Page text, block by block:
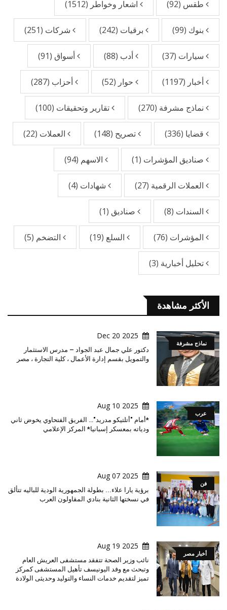
طقس (92) اشعار وخواطر (1512)
بنوك (99) برقيات (242) شركات (251)
سيارات (37) أدب (88) أسواق (91)
أخبار (1197) حوار (52) أحزاب (287)
نماذج مشرفة (270) تقارير وتحقيقات (100)
قضايا (336) تصريح (148) العملات (22)
صناديق المؤشرات (1) الاسهم (94)
العملات الرقمية (27) شهادات (4)
السندات (8) صناديق (1)
المؤشرات (76) السلع (19) التضخم (5)
تحليل أخبارية (3)
الأكثر مشاهدة
نماذج مشرفة
2025 Dec 20
دكتور علي جمال عبد الجواد – مدرس الاستثمار
والتمويل بقسم إدارة الأعمال ، كلية التجارة ، مصر
عرب
2025 Aug 10
*أمام "أتلتيكو مدريد"… الفريق الفتحاوي يخوض ثاني
ودياته بمعسكر إسبانيا* المركز الإعلامي
فن
2025 Aug 07
برؤية يارا علاء... بطولة الجمهورية الودية للباليه تتألق
في نسختها الثانية بنادي المقاولون العرب
أخبار مصر
2025 Aug 19
نائب وزير الصحة تتفقد مستشفى العريش العام
وتبحث مع وفد اليونيسف تأهيل المستشفى كمركز
تميز لتقديم خدمات النساء والتوليد وحديثى الولادة